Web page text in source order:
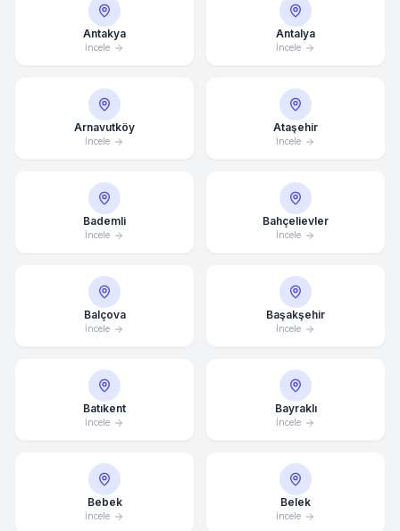
Antakya
İncele
Antalya
İncele
Arnavutköy
İncele
Ataşehir
İncele
Bademli
İncele
Bahçelievler
İncele
Balçova
İncele
Başakşehir
İncele
Batıkent
İncele
Bayraklı
İncele
Bebek
İncele
Belek
İncele